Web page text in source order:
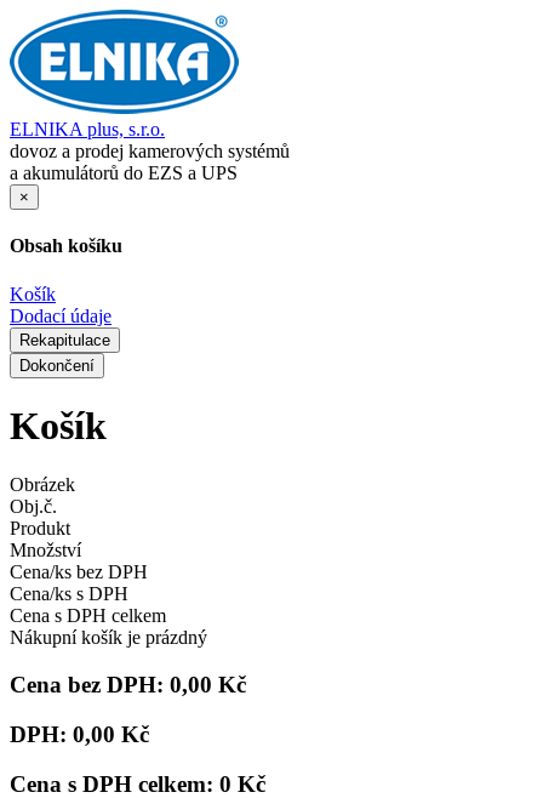
ELNIKA plus, s.r.o.
dovoz a prodej kamerových systémů
a akumulátorů do EZS a UPS
×
Obsah košíku
Košík
Dodací údaje
Rekapitulace
Dokončení
Košík
Obrázek
Obj.č.
Produkt
Množství
Cena/ks bez DPH
Cena/ks s DPH
Cena s DPH celkem
Nákupní košík je prázdný
Cena bez DPH: 0,00 Kč
DPH: 0,00 Kč
Cena s DPH celkem: 0 Kč